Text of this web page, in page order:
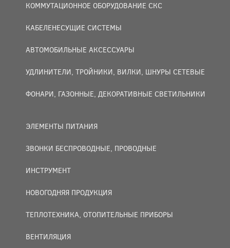
КОММУТАЦИОННОЕ ОБОРУДОВАНИЕ СКС
КАБЕЛЕНЕСУЩИЕ СИСТЕМЫ
АВТОМОБИЛЬНЫЕ АКСЕССУАРЫ
УДЛИНИТЕЛИ, ТРОЙНИКИ, ВИЛКИ, ШНУРЫ СЕТЕВЫЕ
ФОНАРИ, ГАЗОННЫЕ, ДЕКОРАТИВНЫЕ СВЕТИЛЬНИКИ
ЭЛЕМЕНТЫ ПИТАНИЯ
ЗВОНКИ БЕСПРОВОДНЫЕ, ПРОВОДНЫЕ
ИНСТРУМЕНТ
НОВОГОДНЯЯ ПРОДУКЦИЯ
ТЕПЛОТЕХНИКА, ОТОПИТЕЛЬНЫЕ ПРИБОРЫ
ВЕНТИЛЯЦИЯ